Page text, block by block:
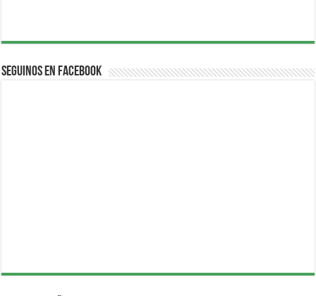
Seguinos en Facebook